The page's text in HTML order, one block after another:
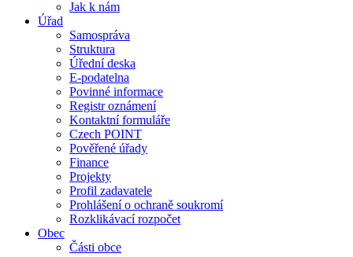
Jak k nám
Úřad
Samospráva
Struktura
Úřední deska
E-podatelna
Povinné informace
Registr oznámení
Kontaktní formuláře
Czech POINT
Pověřené úřady
Finance
Projekty
Profil zadavatele
Prohlášení o ochraně soukromí
Rozklikávací rozpočet
Obec
Části obce